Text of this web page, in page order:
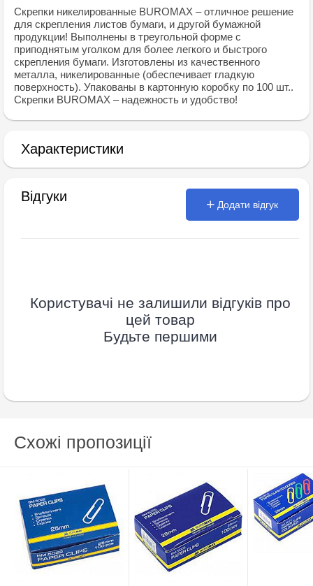
Скрепки никелированные BUROMAX – отличное решение
для скрепления листов бумаги, и другой бумажной
продукции! Выполнены в треугольной форме с
приподнятым уголком для более легкого и быстрого
скрепления бумаги. Изготовлены из качественного
металла, никелированные (обеспечивает гладкую
поверхность). Упакованы в картонную коробку по 100 шт..
Скрепки BUROMAX – надежность и удобство!
Характеристики
Відгуки
Додати відгук
Користувачі не залишили відгуків про
цей товар
Будьте першими
Схожі пропозиції